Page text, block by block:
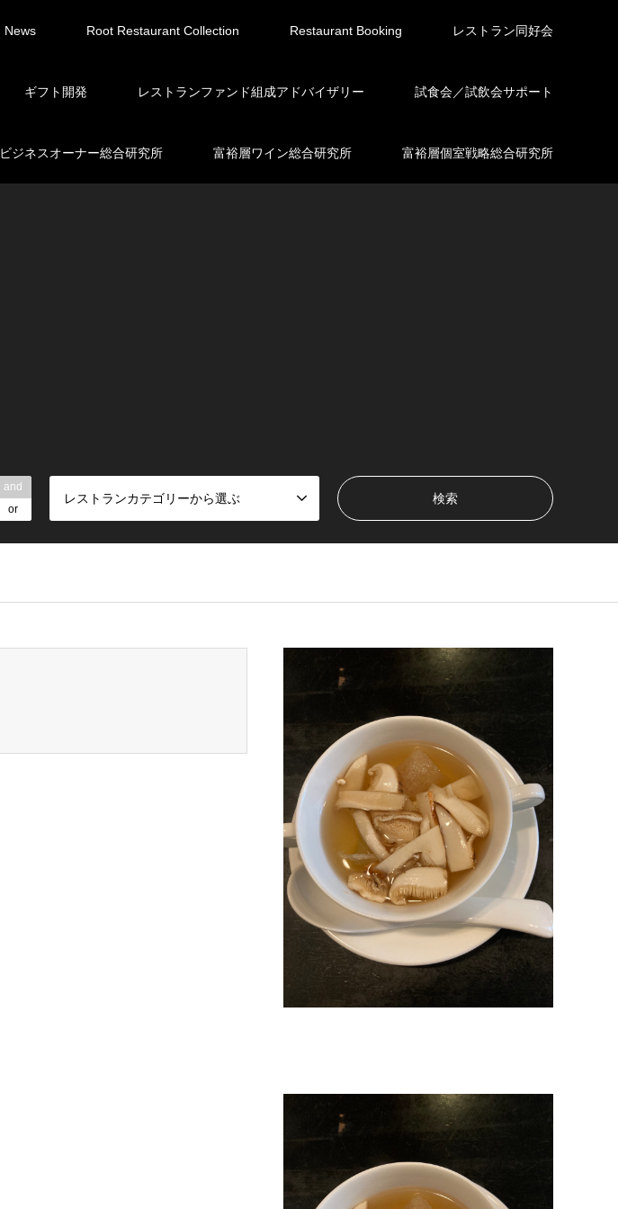
News Root Restaurant Collection Restaurant Booking レストラン同好会
ギフト開発 レストランファンド組成アドバイザリー 試食会／試飲会サポート
ビジネスオーナー総合研究所 富裕層ワイン総合研究所 富裕層個室戦略総合研究所
and
or
レストランカテゴリーから選ぶ